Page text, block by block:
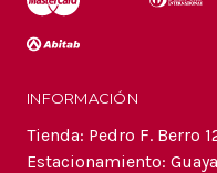
INFORMACIÓN
Tienda: Pedro F. Berro
Estacionamiento: